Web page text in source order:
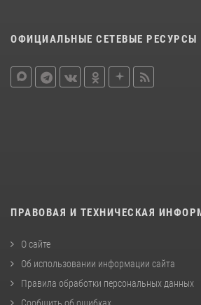
ОФИЦИАЛЬНЫЕ СЕТЕВЫЕ РЕСУРСЫ
ПРАВОВАЯ И ТЕХНИЧЕСКАЯ
О сайте
Об использовании информации сайта
Правила обработки персональных данных
Сообщить об ошибках